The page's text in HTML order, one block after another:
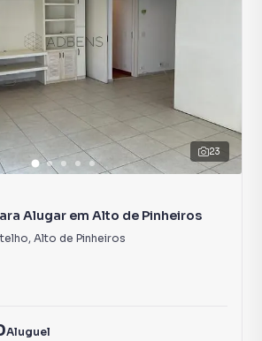
23
Alugar em Alto de Pinheiros
, Alto de Pinheiros
Aluguel